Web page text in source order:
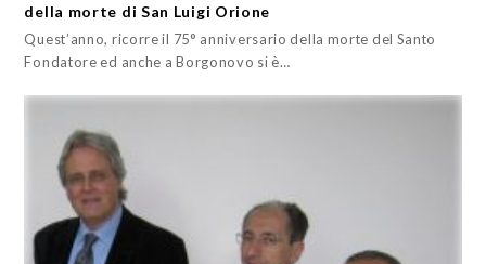
della morte di San Luigi Orione
Quest’anno, ricorre il 75° anniversario della morte del Santo
Fondatore ed anche a Borgonovo si è…